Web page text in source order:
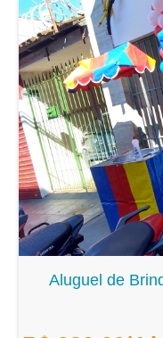
Aluguel de